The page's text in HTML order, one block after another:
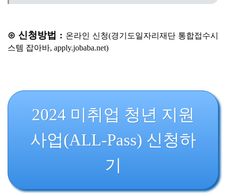
⊙ 신청방법 : 온라인 신청(경기도일자리재단 통합접수시
스템 잡아바, apply.jobaba.net)
2024 미취업 청년 지원
사업(ALL-Pass) 신청하
기